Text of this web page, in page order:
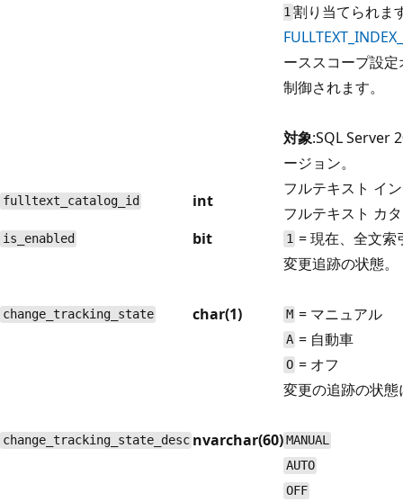
1割り当てられま
ーススコープ設
制御されます。
対象:SQL Server
ージョン。
fulltext_catalog_id int
フルテキスト イ
フルテキスト カ
is_enabled bit 1 = 現在、全文索
change_tracking_state char(1)
変更追跡の状態。
M = マニュアル
A = 自動車
O = オフ
change_tracking_state_desc nvarchar(60)
変更の追跡の状
MANUAL
AUTO
OFF